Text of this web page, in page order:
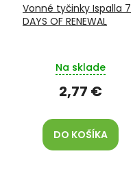
Vonné tyčinky Ispalla 7
DAYS OF RENEWAL
Na sklade
2,77 €
DO KOŠÍKA